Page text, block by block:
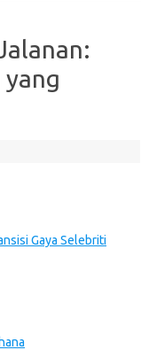
yang
Gaya Selebriti